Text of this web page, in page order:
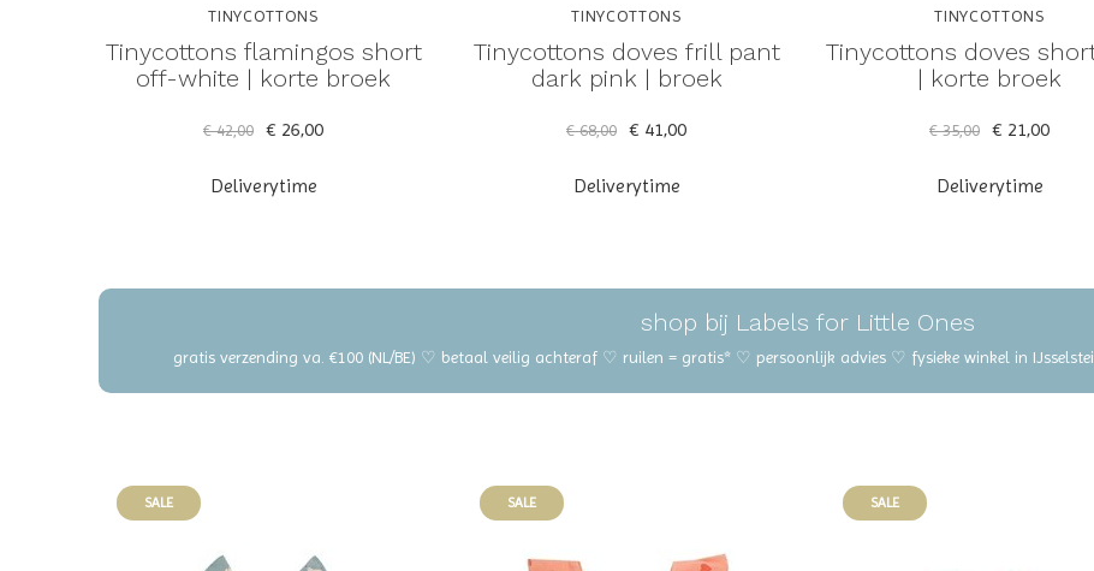
TINYCOTTONS
Tinycottons flamingos short
off-white | korte broek
€ 42,00 € 26,00
Deliverytime
TINYCOTTONS
Tinycottons doves frill pant
dark pink | broek
€ 68,00 € 41,00
Deliverytime
TINYCOTTONS
Tinycottons doves
| korte broek
€ 35,00 € 21,00
Deliverytime
shop bij Labels for Little Ones
gratis verzending va. €100 (NL/BE) ♡ betaal veilig achteraf ♡ ruilen = gratis* ♡ persoonlijk advies ♡ fysieke winkel in
SALE SALE SALE